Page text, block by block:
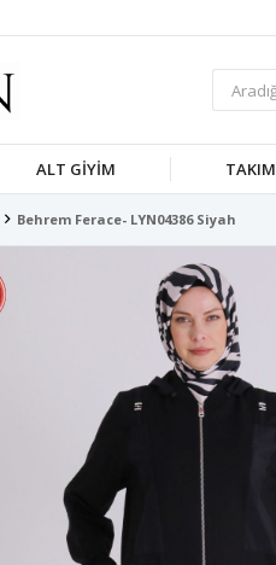
ALT GIYIM TAKIM
Behrem Ferace- LYN04386 Siyah